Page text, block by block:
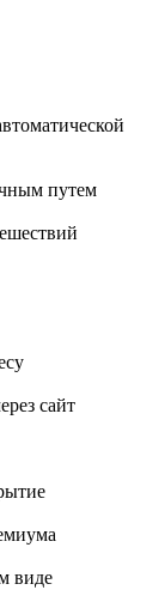
путем
сайт
виде